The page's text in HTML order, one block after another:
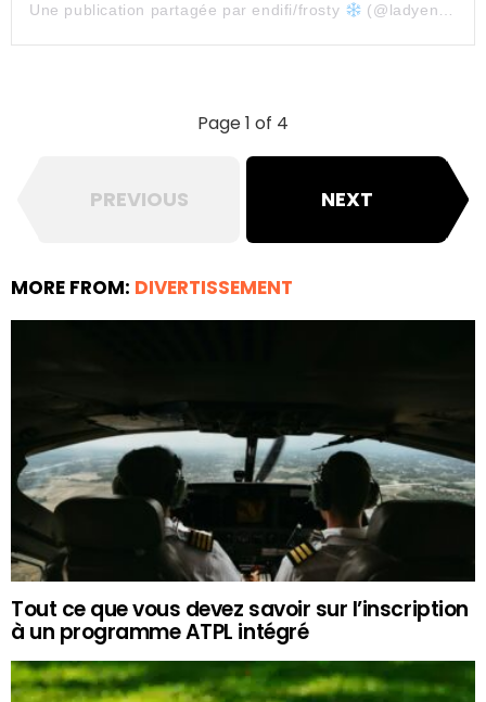
Une publication partagée par endifi/frosty (@ladyendifi)
Page 1 of 4
PREVIOUS NEXT
MORE FROM: DIVERTISSEMENT
Tout ce que vous devez savoir sur l’inscription
à un programme ATPL intégré